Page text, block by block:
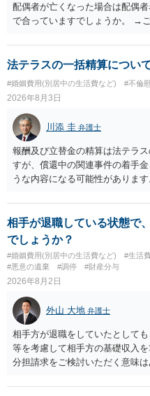
配偶者が亡くなった場合は配偶
で合っていますでしょうか。 →
完全に所有する場合は、他の相
償金の支払いが必要になります。
法テラスの一括精算につい
#婚姻費用(別居中の生活費など) #不倫
2026年8月3日
川添 圭 弁護士
報酬及び立替金の精算は法テラ
すが、償還中の関連事件の着手
うな内容になる可能性がありま
情によって対応が違いますので
実です。
相手が退職している状態で
でしょうか？
#婚姻費用(別居中の生活費など) #生活
#悪意の遺棄
#調停 #財産分与
2026年8月2日
外山 大地 弁護士
相手方が退職をしていたとして
等を考慮して相手方の基礎収入
分担請求をご検討いただく意味
て、ご検討いただくのが良いか